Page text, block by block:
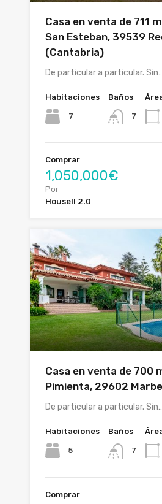
Casa en venta de 711
San Esteban, 39539
(Cantabria)
De particular a particular.
Habitaciones
7
Baños
7
Comprar
1,050,000€
Por
Housell 2.0
Casa en venta de 700
Pimienta, 29602
De particular a particular.
Habitaciones
5
Baños
7
Comprar